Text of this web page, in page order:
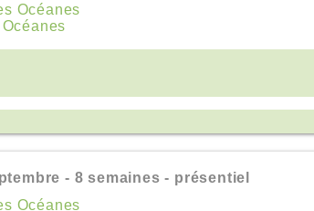
- 8 semaines - présentiel